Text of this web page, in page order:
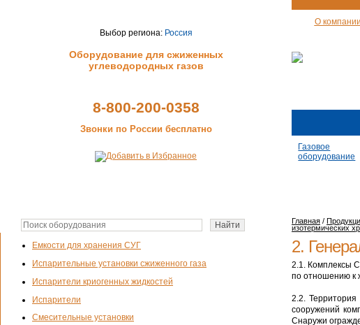
Выбор региона: Россия
Оборудование для сжиженных
углеводородных газов
8-800-200-0358
Звонки по России бесплатно
О
Газовое
оборудование
Емкости для хранения СУГ
Испарительные установки сжиженного газа
Испарители криогенных жидкостей
Испарители
Смесительные установки
Главная /
изотермических
2.
2.1. Комплексы
по отношению к
2.2.
сооружений
Снаружи